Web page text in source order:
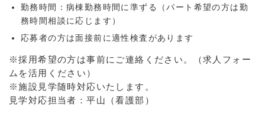
勤務時間：病棟勤務時間に準ずる（パート希望の方は勤
務時間相談に応じます）
応募者の方は面接前に適性検査があります
※採用希望の方は事前にご連絡ください。（求人フォー
ムを活用ください）
※施設見学随時対応いたします。
見学対応担当者：平山（看護部）